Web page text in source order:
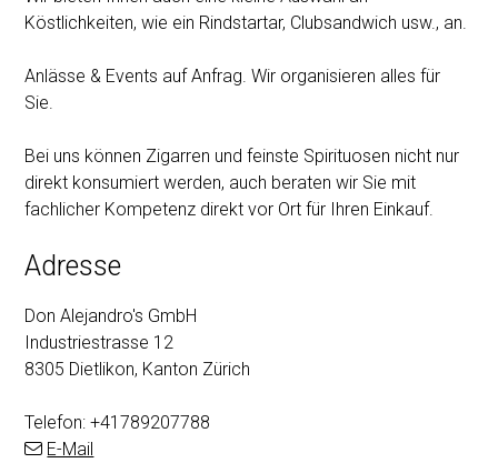
Köstlichkeiten, wie ein Rindstartar, Clubsandwich usw., an.
Anlässe & Events auf Anfrag. Wir organisieren alles für
Sie.
Bei uns können Zigarren und feinste Spirituosen nicht nur
direkt konsumiert werden, auch beraten wir Sie mit
fachlicher Kompetenz direkt vor Ort für Ihren Einkauf.
Adresse
Don Alejandro's GmbH
Industriestrasse 12
8305 Dietlikon, Kanton Zürich
Telefon:+41789207788
E-Mail